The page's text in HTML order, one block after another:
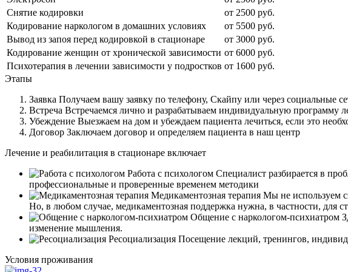
Снятие кодировки
от 2500 руб.
Кодирование наркологом в домашних условиях
от 5500 руб.
Вывод из запоя перед кодировкой в стационаре
от 3000 руб.
Кодирование женщин от хронической зависимости от 6000 руб.
Психотерапия в лечении зависимости у подростков от 1600 руб.
Этапы
Заявка Получаем вашу заявку по телефону, Скайпу или через социальные
Встреча Встречаемся лично и разрабатываем индивидуальную программу
Убеждение Выезжаем на дом и убеждаем пациента лечиться, если это
Договор Заключаем договор и определяем пациента в наш центр
Лечение и реабилитация в стационаре включает
Работа с психологом Специалист разбирается в
профессиональные и проверенные временем методики
Медикаментозная терапия Мы не используем
Но, в любом случае, медикаментозная поддержка нужна, в частности, для
Общение с наркологом-психиатром
изменение мышления.
Ресоциализация Посещение лекций, тренингов,
Условия проживания